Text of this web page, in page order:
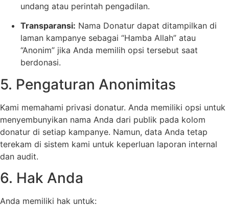
undang atau perintah pengadilan.
Transparansi: Nama Donatur dapat ditampilkan di
laman kampanye sebagai “Hamba Allah” atau
“Anonim” jika Anda memilih opsi tersebut saat
berdonasi.
5. Pengaturan Anonimitas
Kami memahami privasi donatur. Anda memiliki opsi untuk
menyembunyikan nama Anda dari publik pada kolom
donatur di setiap kampanye. Namun, data Anda tetap
terekam di sistem kami untuk keperluan laporan internal
dan audit.
6. Hak Anda
Anda memiliki hak untuk: